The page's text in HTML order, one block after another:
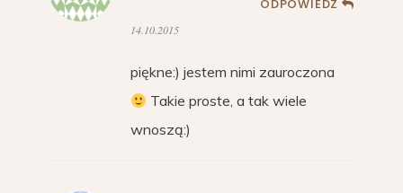
ODPOWIEDZ
14.10.2015
piękne:) jestem nimi zauroczona
Takie proste, a tak wiele
wnoszą:)